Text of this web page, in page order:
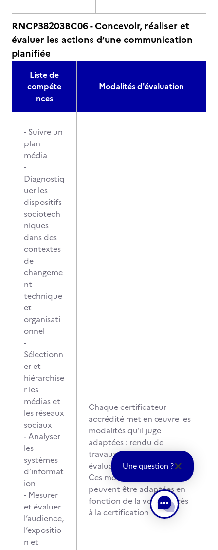
RNCP38203BC06 - Concevoir, réaliser et
évaluer les actions d’une communication
planifiée
Liste de
compéte
nces
Modalités d'évaluation
- Suivre un
plan
média
-
Diagnostiq
uer les
dispositifs
sociotech
niques
dans des
contextes
de
changeme
nt
technique
et
organisati
onnel
-
Sélectionn
er et
hiérarchise
r les
médias et
les réseaux
sociaux
- Analyser
les
systèmes
d’informat
ion
- Mesurer
et évaluer
l’audience,
l’expositio
n et
Chaque certificateur
accrédité met en œuvre les
modalités qu’il juge
adaptées : rendu de
travaux, mise en situation,
évaluation de projet, etc.
Ces modalités d’évaluation
peuvent être adaptées en
fonction de la voie d'accès
à la certification
Une question ?